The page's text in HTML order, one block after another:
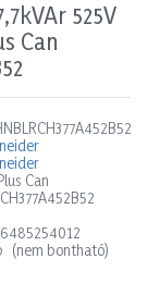
525V
Can
Can
(nem bontható)